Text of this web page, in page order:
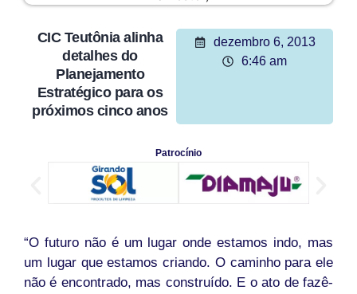
CIC Teutônia alinha
detalhes do
Planejamento
Estratégico para os
próximos cinco anos
dezembro 6, 2013
6:46 am
Patrocínio
“O futuro não é um lugar onde estamos indo, mas
um lugar que estamos criando. O caminho para ele
não é encontrado, mas construído. E o ato de fazê-